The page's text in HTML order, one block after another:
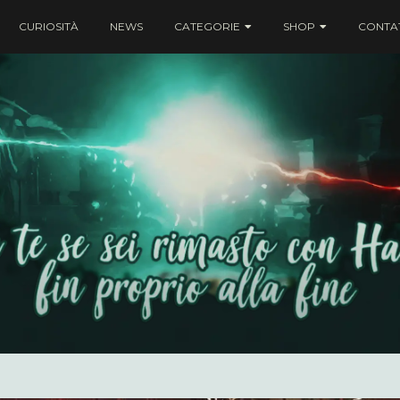
CURIOSITÀ NEWS CATEGORIE SHOP
rimasto con Harry